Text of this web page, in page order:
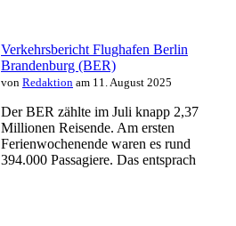
Verkehrsbericht Flughafen Berlin
Brandenburg (BER)
von Redaktion am 11. August 2025
Der BER zählte im Juli knapp 2,37
Millionen Reisende. Am ersten
Ferienwochenende waren es rund
394.000 Passagiere. Das entsprach